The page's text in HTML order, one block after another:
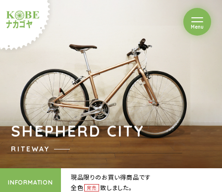
ルショップナカゴヤ
Menuを開閉
RITEWAY
SHEPHERD CITY
INFORMATION
現品限りのお買い得商品です
全色
完売 致しました。